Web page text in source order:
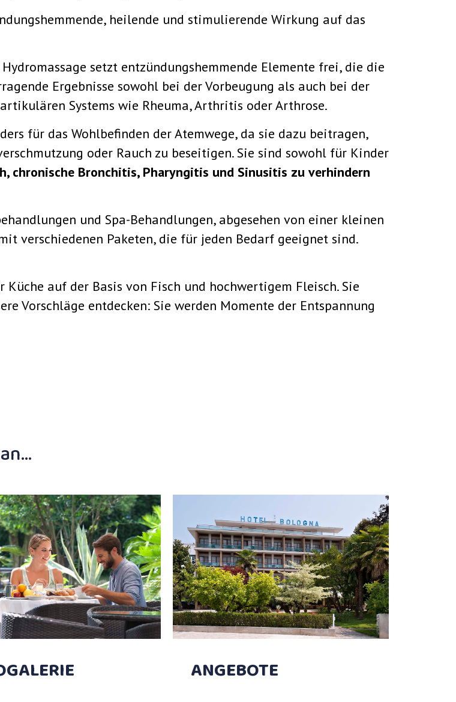
heilende und stimulierende Wirkung auf das
setzt entzündungshemmende Elemente frei, die die
Ergebnisse sowohl bei der Vorbeugung als auch bei der
Systems wie Rheuma, Arthritis oder Arthrose.
für das Wohlbefinden der Atemwege, da sie dazu beitragen,
oder Rauch zu beseitigen. Sie sind sowohl für Kinder
chronische Bronchitis, Pharyngitis und Sinusitis zu verhindern
und Spa-Behandlungen, abgesehen von einer kleinen
verschiedenen Paketen, die für jeden Bedarf geeignet sind.
auf der Basis von Fisch und hochwertigem Fleisch. Sie
Vorschläge entdecken: Sie werden Momente der Entspannung
ANGEBOTE